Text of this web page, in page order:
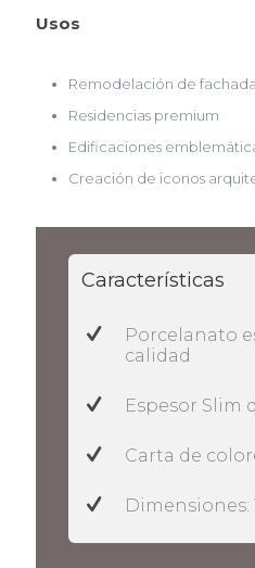
Usos
Remodelación de
Residencias premium
Edificaciones
Creación de iconos
Características
Porcelanato
calidad
Espesor Slim
Carta de
Dimensiones: